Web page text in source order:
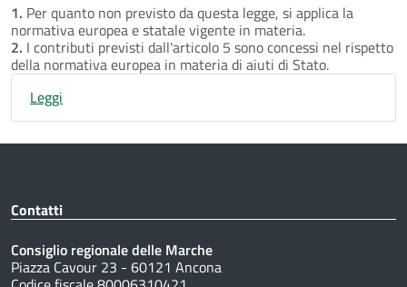
1. Per quanto non previsto da questa legge, si applica la
normativa europea e statale vigente in materia.
2. I contributi previsti dall'articolo 5 sono concessi nel rispetto
della normativa europea in materia di aiuti di Stato.
Leggi
Contatti
Consiglio regionale delle Marche
Piazza Cavour 23 - 60121 Ancona